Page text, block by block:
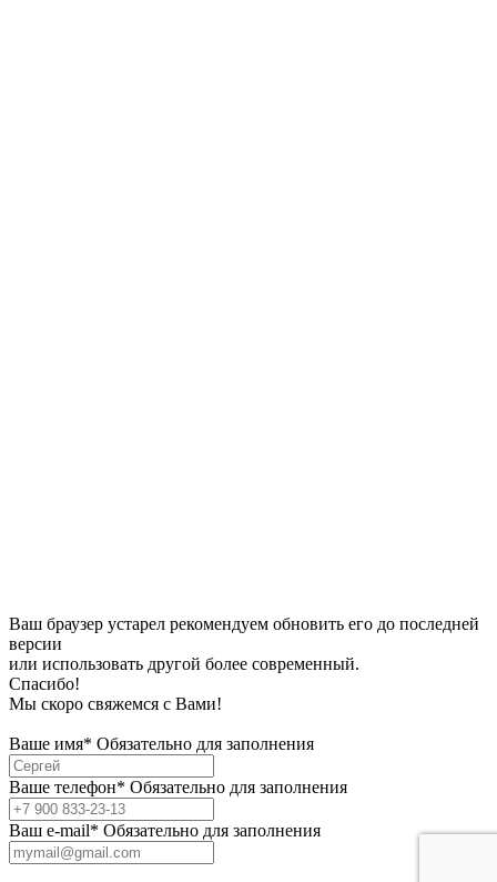
Ваш браузер устарел рекомендуем обновить его до последней
версии
или использовать другой более современный.
Спасибо!
Мы скоро свяжемся с Вами!
Ваше имя* Обязательно для заполнения
Ваше телефон* Обязательно для заполнения
Bаш e-mail* Обязательно для заполнения